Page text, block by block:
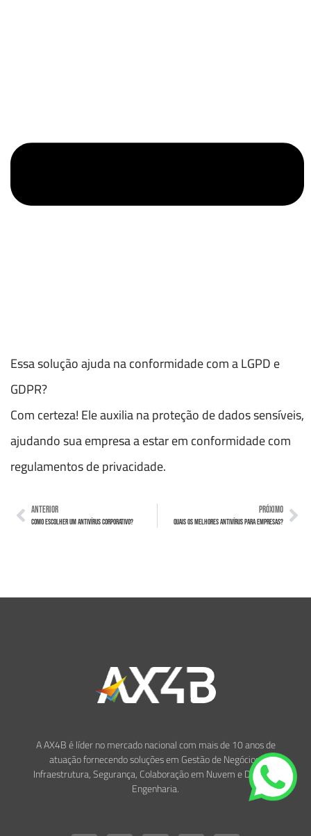
Essa solução ajuda na conformidade com a LGPD e
GDPR?
Com certeza! Ele auxilia na proteção de dados sensíveis,
ajudando sua empresa a estar em conformidade com
regulamentos de privacidade.
ANTERIOR
Como escolher um antivírus corporativo?
PRÓXIMO
Quais os melhores antivírus para empresas?
A AX4B é líder no mercado nacional com mais de 10 anos de
atuação fornecendo soluções em Gestão de Negócios,
Infraestrutura, Segurança, Colaboração em Nuvem e Design e
Engenharia.